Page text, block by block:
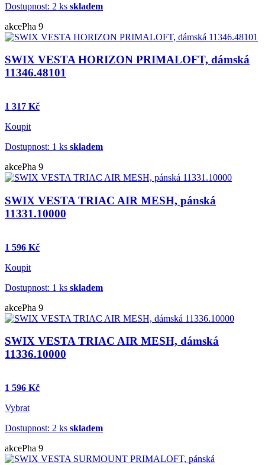
Dostupnost: 2 ks skladem
akcePha 9
SWIX VESTA HORIZON PRIMALOFT, dámská
11346.48101
1 317 Kč
Koupit
Dostupnost: 1 ks skladem
akcePha 9
SWIX VESTA TRIAC AIR MESH, pánská
11331.10000
1 596 Kč
Koupit
Dostupnost: 1 ks skladem
akcePha 9
SWIX VESTA TRIAC AIR MESH, dámská
11336.10000
1 596 Kč
Vybrat
Dostupnost: 2 ks skladem
akcePha 9